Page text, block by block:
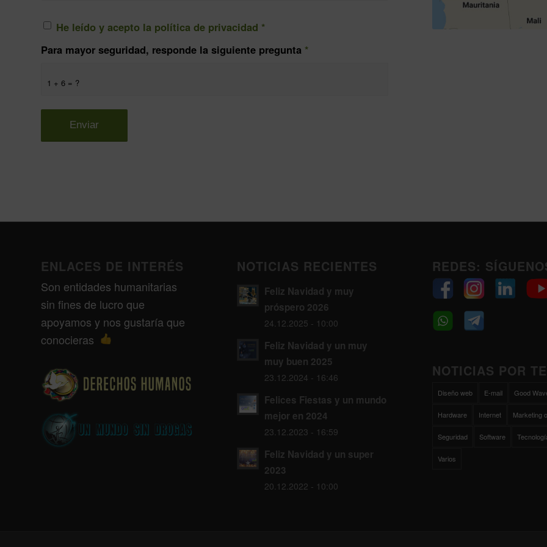
He leído y acepto la política de privacidad *
1 + 6 = ?
Para mayor seguridad, responde la siguiente pregunta *
ENLACES DE INTERÉS
Son entidades humanitarias
sin fines de lucro que
apoyamos y nos gustaría que
conocieras
NOTICIAS RECIENTES
Feliz Navidad y muy
próspero 2026
24.12.2025 - 10:00
Feliz Navidad y un muy
muy buen 2025
23.12.2024 - 16:46
Felices Fiestas y un mundo
mejor en 2024
23.12.2023 - 16:59
Feliz Navidad y un super
2023
20.12.2022 - 10:00
REDES:
NOTICIAS POR
Diseño web E-mail Good
Hardware Internet Marketing
Seguridad Software
Varios